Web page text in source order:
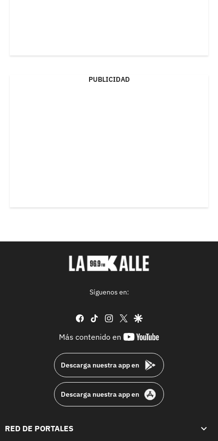
PUBLICIDAD
Síguenos en:
facebook
tiktok instagram
twittergoogle
Más contenido en
youtube-
Descarga nuestra app en
Descarga nuestra app en
RED DE PORTALES